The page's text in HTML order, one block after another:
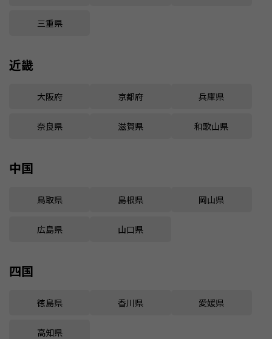
三重県
近畿
大阪府 京都府 兵庫県
奈良県 滋賀県 和歌山県
中国
鳥取県 島根県 岡山県
広島県 山口県
四国
徳島県 香川県 愛媛県
高知県